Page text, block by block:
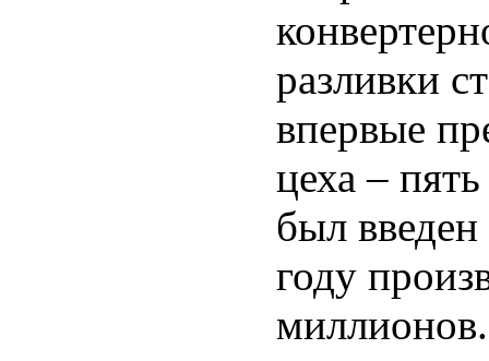
разливки
впервые
цеха –
был
году